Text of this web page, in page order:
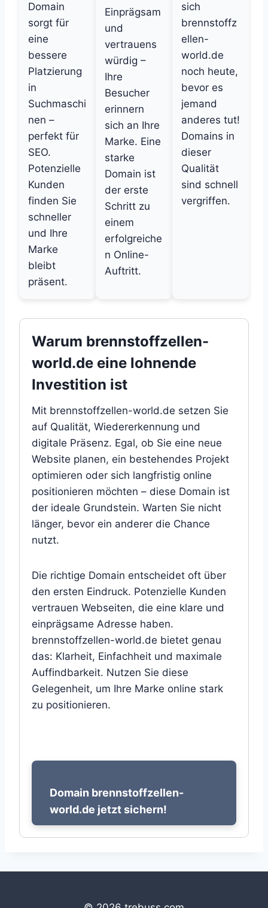
Domain
sorgt für
eine
bessere
Platzierung
in
Suchmaschi
nen –
perfekt für
SEO.
Potenzielle
Kunden
finden Sie
schneller
und Ihre
Marke
bleibt
präsent.
Einprägsam
und
vertrauens
würdig –
Ihre
Besucher
erinnern
sich an Ihre
Marke. Eine
starke
Domain ist
der erste
Schritt zu
einem
erfolgreiche
n Online-
Auftritt.
sich
brennstoffz
ellen-
world.de
noch heute,
bevor es
jemand
anderes tut!
Domains in
dieser
Qualität
sind schnell
vergriffen.
Warum brennstoffzellen-
world.de eine lohnende
Investition ist
Mit brennstoffzellen-world.de setzen Sie
auf Qualität, Wiedererkennung und
digitale Präsenz. Egal, ob Sie eine neue
Website planen, ein bestehendes Projekt
optimieren oder sich langfristig online
positionieren möchten – diese Domain ist
der ideale Grundstein. Warten Sie nicht
länger, bevor ein anderer die Chance
nutzt.
Die richtige Domain entscheidet oft über
den ersten Eindruck. Potenzielle Kunden
vertrauen Webseiten, die eine klare und
einprägsame Adresse haben.
brennstoffzellen-world.de bietet genau
das: Klarheit, Einfachheit und maximale
Auffindbarkeit. Nutzen Sie diese
Gelegenheit, um Ihre Marke online stark
zu positionieren.
Domain brennstoffzellen-
world.de jetzt sichern!